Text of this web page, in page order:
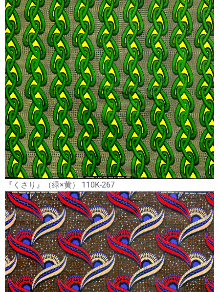
『くさり』（緑×黄） 110K-267